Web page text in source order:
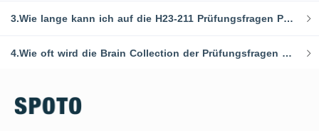
3.Wie lange kann ich auf die H23-211 Prüfungsfragen PDF zum Üben zugreifen?
4.Wie oft wird die Brain Collection der Prüfungsfragen aktualisiert?